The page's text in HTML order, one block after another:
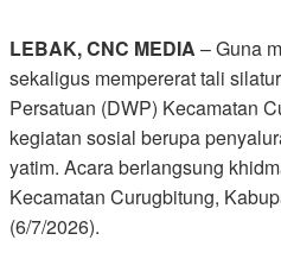
LEBAK, CNC MEDIA – Guna
sekaligus mempererat tali
Persatuan (DWP) Kecamatan
kegiatan sosial berupa
yatim. Acara berlangsung
Kecamatan Curugbitung,
(6/7/2026).